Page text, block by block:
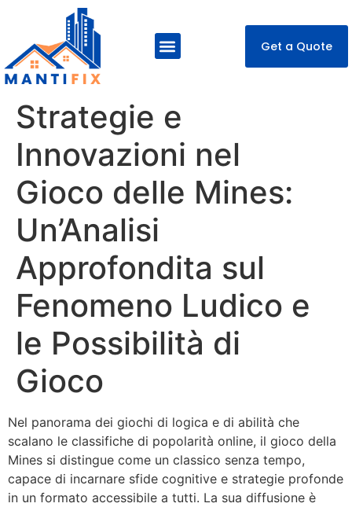
Get a Quote
Strategie e
Innovazioni nel
Gioco delle Mines:
Un’Analisi
Approfondita sul
Fenomeno Ludico e
le Possibilità di
Gioco
Nel panorama dei giochi di logica e di abilità che
scalano le classifiche di popolarità online, il gioco della
Mines si distingue come un classico senza tempo,
capace di incarnare sfide cognitive e strategie profonde
in un formato accessibile a tutti. La sua diffusione è